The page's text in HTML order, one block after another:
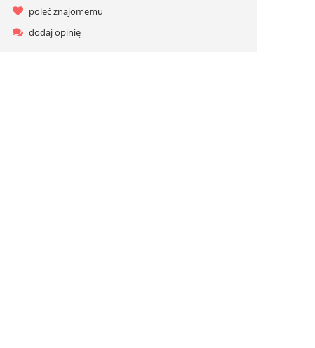
poleć znajomemu
dodaj opinię